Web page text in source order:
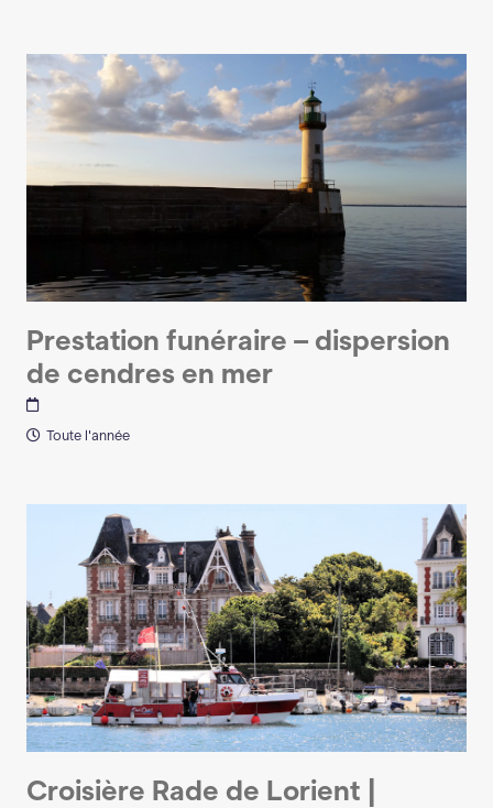
Prestation funéraire – dispersion
de cendres en mer
Toute l'année
Croisière Rade de Lorient |